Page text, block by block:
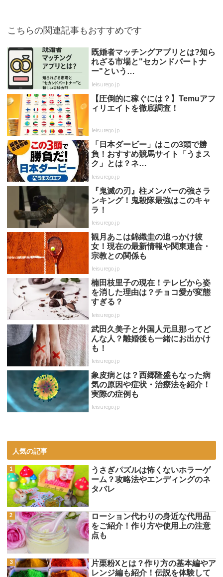
こちらの関連記事もおすすめです
既婚者マッチングアプリとは?知ら
れざる市場と"セカンドパートナ
ー"という…
leisurego.jp
【圧倒的に稼ぐには？】Temuアフ
ィリエイトを徹底調査！
leisurego.jp
「日本ダービー」はこの3頭で勝
負！おすすめ競馬サイト「うまス
ク」とは？ネ…
leisurego.jp
『鬼滅の刃』柱メンバーの強さラ
ンキング！鬼殺隊最強はこのキャ
ラ！
leisurego.jp
観月あこは錦織圭の追っかけ彼
女！現在の最新情報や関東連合・
宗教との関係も
leisurego.jp
楠田枝里子の現在！テレビから姿
を消した理由は？チョコ愛が変態
すぎる？
leisurego.jp
武田久美子と外国人元旦那ってど
んな人？離婚後も一緒にお出かけ
も！
leisurego.jp
象皮病とは？西郷隆盛もなった病
気の原因や症状・治療法を紹介！
実際の症例も
leisurego.jp
人気の記事
うさぎパズルは怖くないホラーゲ
ーム？攻略法やエンディングのネ
タバレ
ローション代わりの身近な代用品
をご紹介！作り方や使用上の注意
点も
片栗粉Xとは？作り方の基本編やア
レンジ編も紹介！伝説を体験して